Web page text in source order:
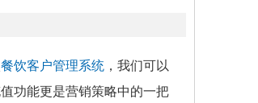
餐饮客户管理系统 ，我们可以
功能更是营销策略中的一把